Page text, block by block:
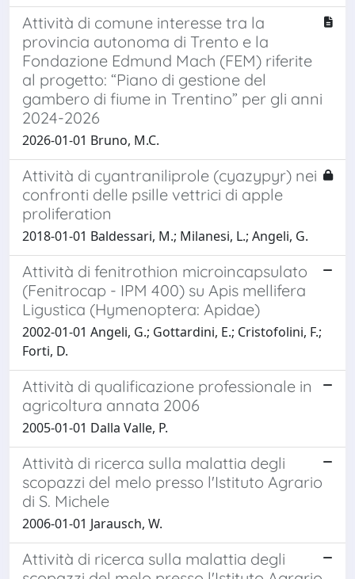
Attività di comune interesse tra la
provincia autonoma di Trento e la
Fondazione Edmund Mach (FEM) riferite
al progetto: “Piano di gestione del
gambero di fiume in Trentino” per gli anni
2024-2026
2026-01-01 Bruno, M.C.
Attività di cyantraniliprole (cyazypyr) nei
confronti delle psille vettrici di apple
proliferation
2018-01-01 Baldessari, M.; Milanesi, L.; Angeli, G.
Attività di fenitrothion microincapsulato
(Fenitrocap - IPM 400) su Apis mellifera
Ligustica (Hymenoptera: Apidae)
2002-01-01 Angeli, G.; Gottardini, E.; Cristofolini, F.;
Forti, D.
Attività di qualificazione professionale in
agricoltura annata 2006
2005-01-01 Dalla Valle, P.
Attività di ricerca sulla malattia degli
scopazzi del melo presso l'Istituto Agrario
di S. Michele
2006-01-01 Jarausch, W.
Attività di ricerca sulla malattia degli